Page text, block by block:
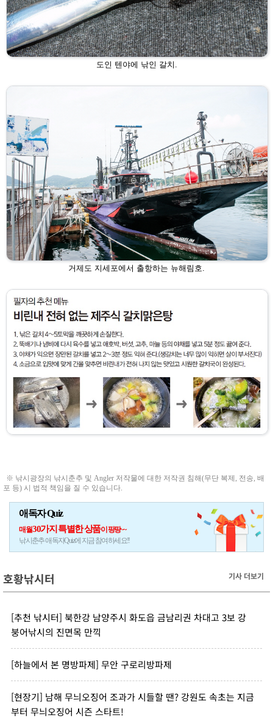
도인 텐야에 낚인 갈치.
거제도 지세포에서 출항하는 뉴해림호.
※ 낚시광장의 낚시춘추 및 Angler 저작물에 대한 저작권 침해(무단 복제, 전송, 배
포 등) 시 법적 책임을 질 수 있습니다.
애독자 Quiz
매월30가지 특별한 상품이 팡팡~~
낚시춘추 애독자Quiz에 지금 참여하세요!!
호황낚시터 기사 더보기
[추천 낚시터] 북한강 남양주시 화도읍 금남리권 차대고 3보 강
붕어낚시의 진면목 만끽
[하늘에서 본 명방파제] 무안 구로리방파제
[현장기] 남해 무늬오징어 조과가 시들할 땐? 강원도 속초는 지금
부터 무늬오징어 시즌 스타트!